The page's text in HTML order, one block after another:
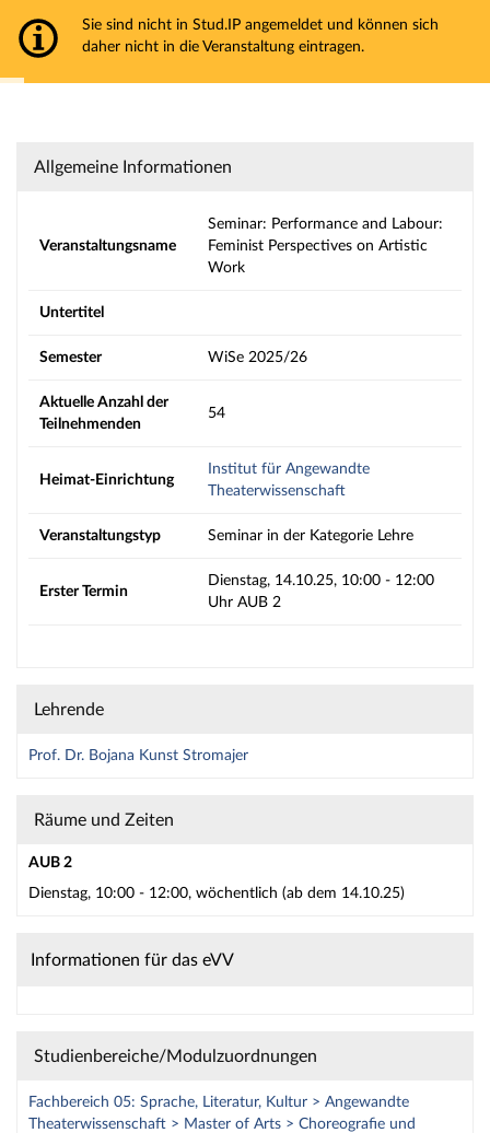
Hauptnavigation
JLU Gießen
Seminar: Performance and Labour:
Allgemeine Informationen
Veranstaltungsname
Seminar: Performance and Labour:
Feminist Perspectives on Artistic
Work
Untertitel
Semester WiSe 2025/26
Aktuelle Anzahl der
Teilnehmenden
54
Heimat-Einrichtung
Institut für Angewandte
Theaterwissenschaft
Veranstaltungstyp Seminar in der Kategorie Lehre
Erster Termin
Dienstag, 14.10.25, 10:00 - 12:00
Uhr AUB 2
Lehrende
Prof. Dr. Bojana Kunst Stromajer
Räume und Zeiten
AUB 2
Dienstag, 10:00 - 12:00, wöchentlich (ab dem 14.10.25)
Informationen für das eVV
Studienbereiche/Modulzuordnungen
Fachbereich 05: Sprache, Literatur, Kultur > Angewandte
Theaterwissenschaft > Master of Arts > Choreografie und
Sie sind nicht in Stud.IP angemeldet und können sich
daher nicht in die Veranstaltung eintragen.